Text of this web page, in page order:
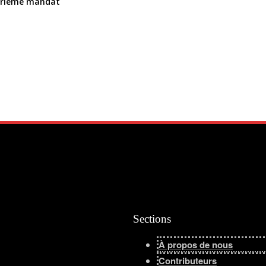
Sections
À propos de nous
Contributeurs